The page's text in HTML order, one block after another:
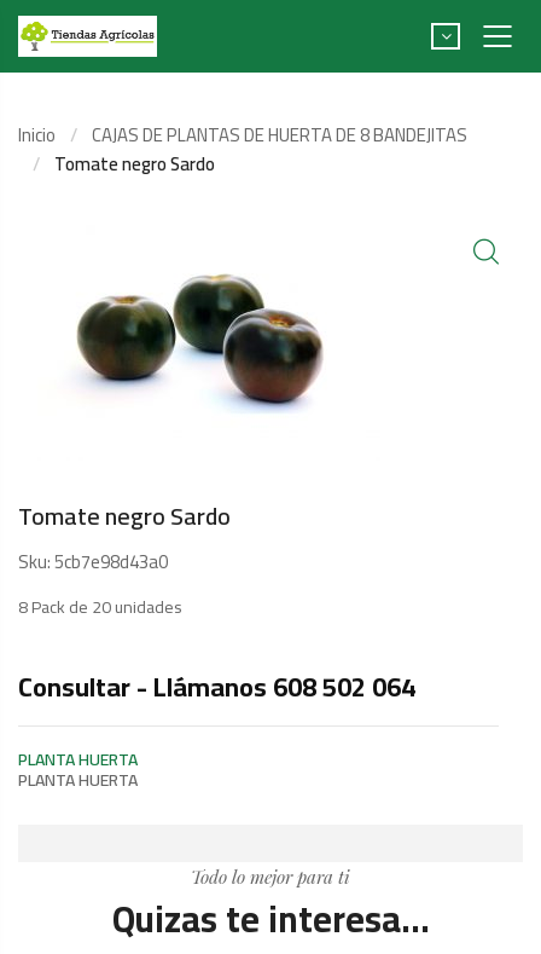
Inicio
CAJAS DE PLANTAS DE HUERTA DE 8 BANDEJITAS
Tomate negro Sardo
Tomate negro Sardo
Sku:5cb7e98d43a0
8 Pack de 20 unidades
Consultar - Llámanos 608 502 064
PLANTA HUERTA
PLANTA HUERTA
Todo lo mejor para ti
Quizas te interesa...